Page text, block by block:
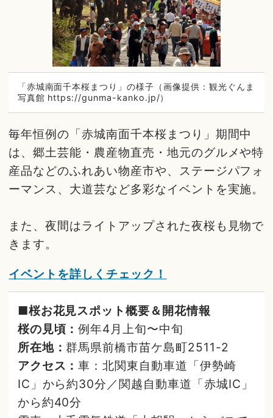
「赤城南面千本桜まつり」の様子（画像提供：観光ぐんま
写真館 https://gunma-kanko.jp/）
毎年恒例の「赤城南面千本桜まつり」期間中
は、郷土芸能・農産物直売・地元のグルメや特
産品などのふれあい物産市や、ステージパフォ
ーマンス、大道芸など多彩なイベントを実施。
また、夜間はライトアップされた夜桜も見物で
きます。
イベントを詳しくチェック！
■桜お花見スポット概要＆開花情報
桜の見頃：例年4月上旬〜中旬
所在地： 群馬県前橋市苗ケ島町2511-2
アクセス：車：北関東自動車道「伊勢崎
IC」から約30分／関越自動車道「赤城IC」
から約40分